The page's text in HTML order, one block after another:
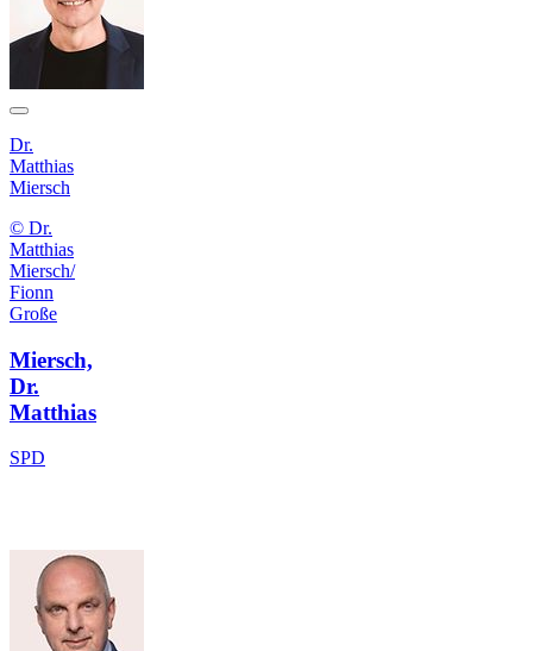
Dr.
Matthias
Miersch
© Dr.
Matthias
Miersch/
Fionn
Große
Miersch,
Dr.
Matthias
SPD